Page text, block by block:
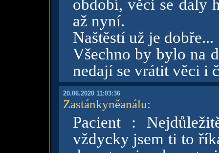
období, věci se daly
až nyní.
Naštěstí už je dobře...
Všechno by bylo na
nedají se vrátit věci i
20.06.2020 11:03:36
Zastánkyněanálu:
Pacient :
vždycky jsem ti to